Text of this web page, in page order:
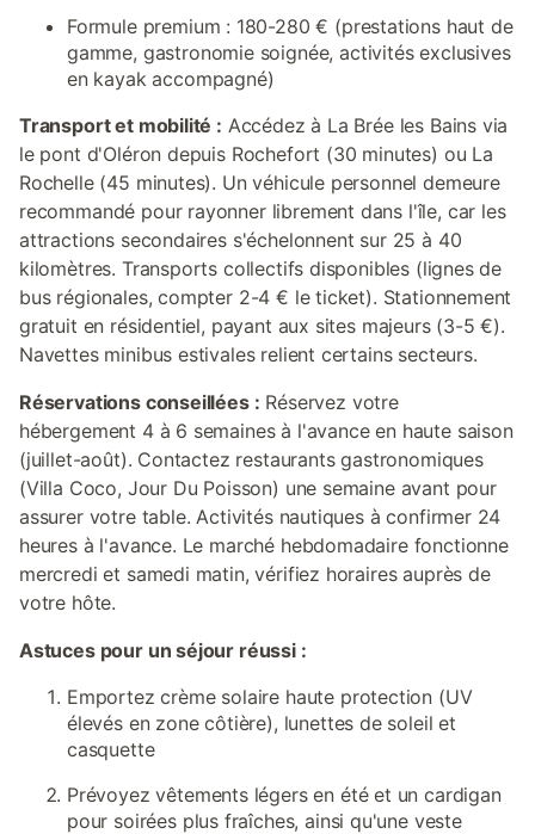
Formule premium : 180-280 € (prestations haut de
gamme, gastronomie soignée, activités exclusives
en kayak accompagné)
Transport et mobilité : Accédez à La Brée les Bains via
le pont d'Oléron depuis Rochefort (30 minutes) ou La
Rochelle (45 minutes). Un véhicule personnel demeure
recommandé pour rayonner librement dans l'île, car les
attractions secondaires s'échelonnent sur 25 à 40
kilomètres. Transports collectifs disponibles (lignes de
bus régionales, compter 2-4 € le ticket). Stationnement
gratuit en résidentiel, payant aux sites majeurs (3-5 €).
Navettes minibus estivales relient certains secteurs.
Réservations conseillées : Réservez votre
hébergement 4 à 6 semaines à l'avance en haute saison
(juillet-août). Contactez restaurants gastronomiques
(Villa Coco, Jour Du Poisson) une semaine avant pour
assurer votre table. Activités nautiques à confirmer 24
heures à l'avance. Le marché hebdomadaire fonctionne
mercredi et samedi matin, vérifiez horaires auprès de
votre hôte.
Astuces pour un séjour réussi :
Emportez crème solaire haute protection (UV
élevés en zone côtière), lunettes de soleil et
casquette
Prévoyez vêtements légers en été et un cardigan
pour soirées plus fraîches, ainsi qu'une veste